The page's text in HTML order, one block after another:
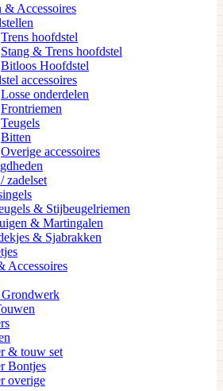
& Accessoires
Trens hoofdstel
Stang & Trens hoofdstel
Bitloos Hoofdstel
accessoires
Losse onderdelen
Frontriemen
Teugels
Bitten
Overige accessoires
zadelset
& Stijbeugelriemen
& Martingalen
& Sjabrakken
Accessoires
& touw set
Bontjes
overige